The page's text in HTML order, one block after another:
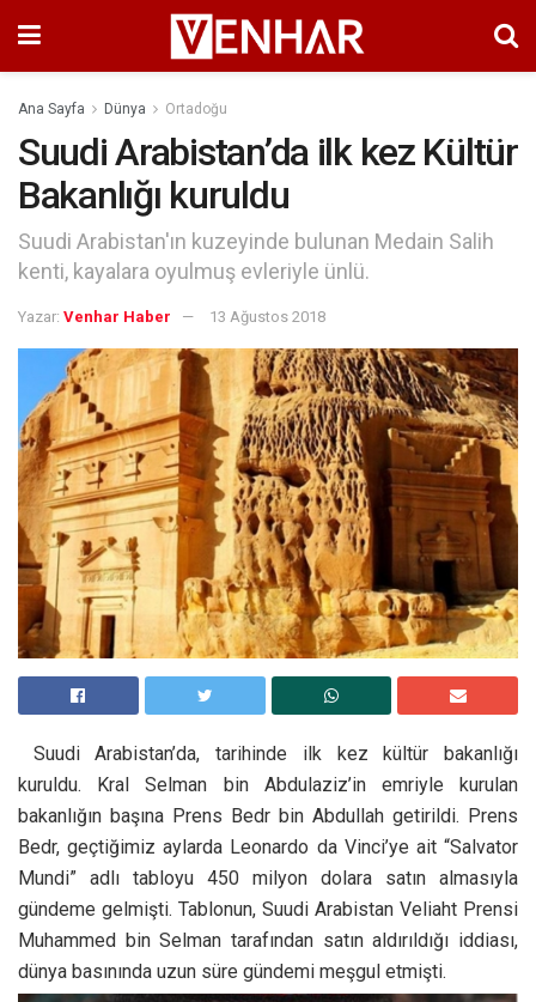
Ana Sayfa Dünya Ortadoğu
Suudi Arabistan’da ilk kez Kültür
Bakanlığı kuruldu
Suudi Arabistan'ın kuzeyinde bulunan Medain Salih
kenti, kayalara oyulmuş evleriyle ünlü.
Yazar: Venhar Haber 13 Ağustos 2018
Suudi Arabistan’da, tarihinde ilk kez kültür bakanlığı
kuruldu. Kral Selman bin Abdulaziz’in emriyle kurulan
bakanlığın başına Prens Bedr bin Abdullah getirildi. Prens
Bedr, geçtiğimiz aylarda Leonardo da Vinci’ye ait “Salvator
Mundi” adlı tabloyu 450 milyon dolara satın almasıyla
gündeme gelmişti. Tablonun, Suudi Arabistan Veliaht Prensi
Muhammed bin Selman tarafından satın aldırıldığı iddiası,
dünya basınında uzun süre gündemi meşgul etmişti.